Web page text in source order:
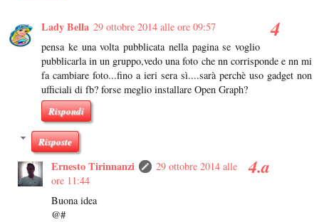
Lady Bella 29 ottobre 2014 alle ore 09:57
pensa ke una volta pubblicata nella pagina se voglio
pubblicarla in un gruppo,vedo una foto che nn corrisponde e nn mi
fa cambiare foto...fino a ieri sera sì....sarà perchè uso gadget non
ufficiali di fb? forse meglio installare Open Graph?
Rispondi
Risposte
Ernesto Tirinnanzi
29 ottobre 2014 alle
ore 11:44
Buona idea
@#